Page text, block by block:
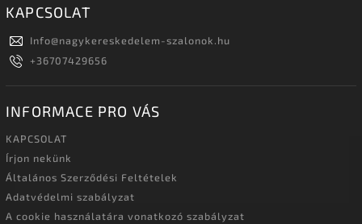
KAPCSOLAT
Info@nagykereskedelem-szalonok.hu
+36707429656
INFORMACE PRO VÁS
KAPCSOLAT
Írjon nekünk
Általános Szerződési Feltételek
Adatvédelmi szabályzat
A cookie használatára vonatkozó szabályzat